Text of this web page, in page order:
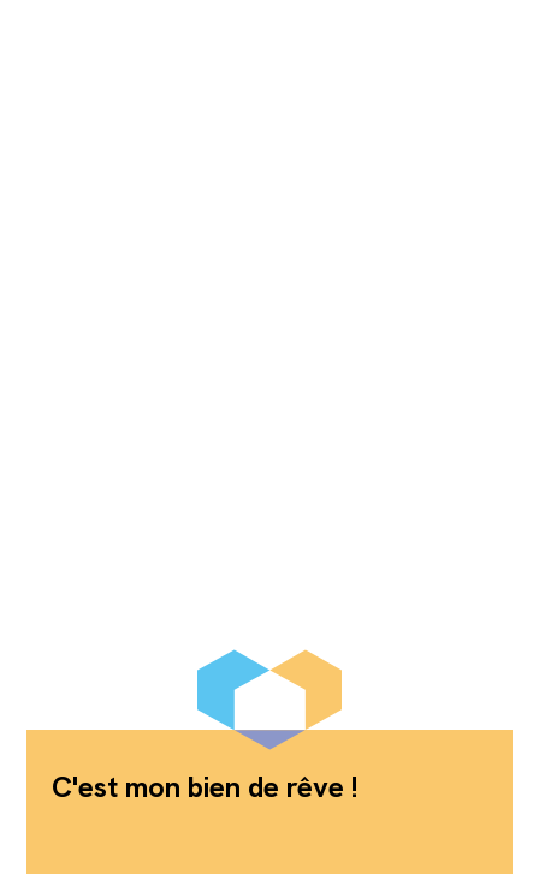
C'est mon bien de rêve !